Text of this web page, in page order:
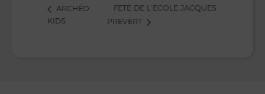
ARCHÉO
KIDS
FETE DE L’ECOLE JACQUES
PREVERT